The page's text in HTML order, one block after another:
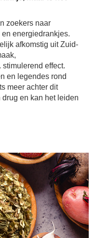
zoekers naar
energiedrankjes.
afkomstig uit Zuid-
effect.
en legendes rond
meer achter dit
en kan het leiden